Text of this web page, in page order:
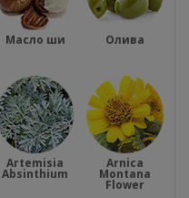
Масло ши Олива
Artemisia
Absinthium
Arnica
Montana
Flower